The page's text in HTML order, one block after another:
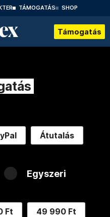
TÁMOGATÁS SHOP
Támogatás
Átutalás
Egyszeri
Ft 49 990 Ft